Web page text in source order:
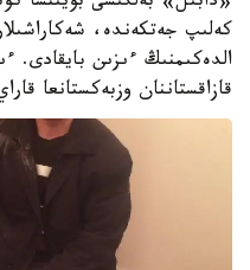
كەلىپ جەتكەندە،
الدەكىمنىڭ ءىزىن بايقادى.
قازاقستاننان وزبەكستانعا